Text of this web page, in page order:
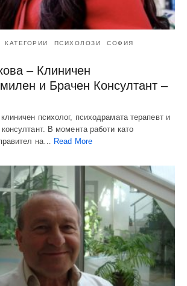
КАТЕГОРИИ ПСИХОЛОЗИ СОФИЯ
– Клиничен
и Брачен Консултант –
психолог, психодрамата терапевт и
В момента работи като
на…
Read More